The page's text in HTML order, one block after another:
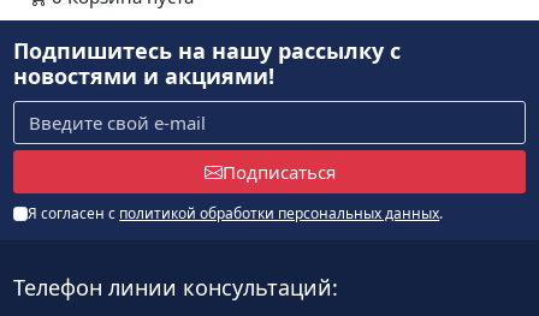
Подпишитесь на нашу рассылкус
новостями и акциями!
Подписаться
Я согласен с политикой обработки персональных данных.
Телефон линии консультаций: